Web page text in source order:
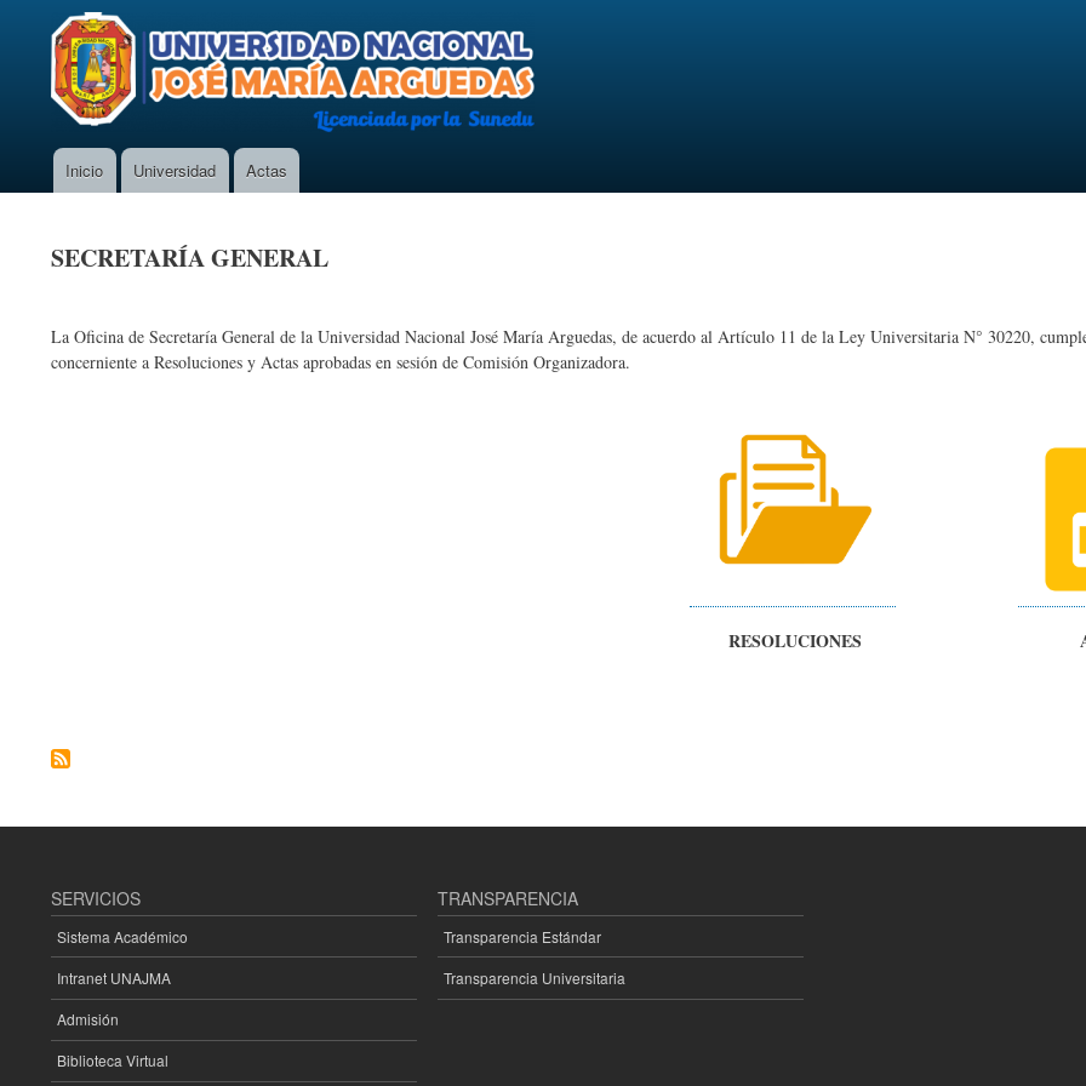
MainInicio Universidad Actas
SECRETARÍA GENERAL
La Oficina de Secretaría General de la Universidad Nacional José María Arguedas, de acuerdo al Artículo 11 de la Ley Universitaria N° 30220,
concerniente a Resoluciones y Actas aprobadas en sesión de Comisión Organizadora.
RESOLUCIONES
SERVICIOS
Sistema Académico
Intranet UNAJMA
Admisión
Biblioteca Virtual
TRANSPARENCIA
Transparencia Estándar
Transparencia Universitaria